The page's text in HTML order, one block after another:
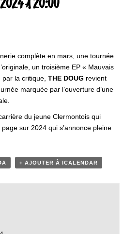
2024 À 20:00
complète en mars, une tournée
un troisième EP « Mauvais
la critique, THE DOUG revient
marquée par l’ouverture d’une
du jeune Clermontois qui
sur 2024 qui s’annonce pleine
+ AJOUTER À ICALENDAR